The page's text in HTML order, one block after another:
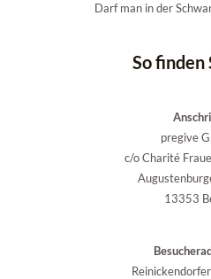
Darf man in der
So finden
pregive
c/o Charité
13353